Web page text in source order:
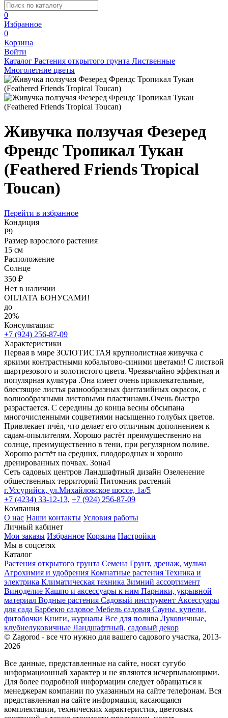
0
Избранное
0
Корзина
Войти
Каталог Растения открытого грунта Лиственные
Многолетние цветы
Живучка ползучая Фезеред
Френдс Тропикал Тукан
(Feathered Friends Tropical
Toucan)
Перейти в избранное
Кондиция
Р9
Размер взрослого растения
15 см
Расположение
Солнце
350 ₽
Нет в наличии
ОПЛАТА БОНУСАМИ!
до
20%
Консультация:
+7 (924) 256-87-09
Характеристики
Первая в мире ЗОЛОТИСТАЯ крупнолистная живучка с
яркими контрастными кобальтово-синими цветами! С листвой
шартрезового и золотистого цвета. Чрезвычайно эффектная и
популярная культура .Она имеет очень привлекательные,
блестящие листья разнообразных фантазийных окрасок, с
волнообразными листовыми пластинами.Очень быстро
разрастается. С середины до конца весны обсыпана
многочисленными соцветиями насыщенно голубых цветов.
Привлекает пчёл, что делает его отличным дополнением к
садам-опылителям. Хорошо растёт преимущественно на
солнце, преимущественно в тени, при регулярном поливе.
Хорошо растёт на средних, плодородных и хорошо
дренированных почвах. Зона4
Сеть садовых центров Ландшафтный дизайн Озеленение
общественных территорий Питомник растений
г.Уссурийск, ул.Михайловское шоссе, 1а/5
+7 (4234) 33-12-13, +7 (924) 256-87-09
Компания
О нас Наши контакты Условия работы
Личный кабинет
Мои заказы Избранное Корзина Настройки
Мы в соцсетях
Каталог
Растения открытого грунта Семена Грунт, дренаж, мульча
Агрохимия и удобрения Комнатные растения Техника и
электрика Климатическая техника Зимний ассортимент
Виноделие Кашпо и аксессуары к ним Парники, укрывной
материал Водные растения Садовый инструмент Аксессуары
для сада Барбекю садовое Мебель садовая Сауны, купели,
фитобочки Книги, журналы Все для полива Луковичные,
клубнелуковичные Ландшафтный, садовый декор
© Zagorod - все что нужно для вашего садового участка, 2013-
2026
Все данные, представленные на сайте, носят сугубо
информационный характер и не являются исчерпывающими.
Для более подробной информации следует обращаться к
менеджерам компании по указанным на сайте телефонам. Вся
представленная на сайте информация, касающаяся
комплектации, технических характеристик, цветовых